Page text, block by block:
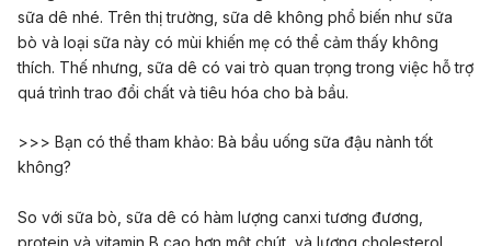
sữa dê nhé. Trên thị trường, sữa dê không phổ biến như sữa
bò và loại sữa này có mùi khiến mẹ có thể cảm thấy không
thích. Thế nhưng, sữa dê có vai trò quan trọng trong việc hỗ trợ
quá trình trao đổi chất và tiêu hóa cho bà bầu.
>>> Bạn có thể tham khảo: Bà bầu uống sữa đậu nành tốt
không?
So với sữa bò, sữa dê có hàm lượng canxi tương đương,
protein và vitamin B cao hơn một chút, và lượng cholesterol